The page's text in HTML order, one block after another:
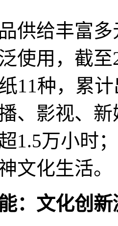
给丰富多
使用，截
11种，累
、影视、
1.5万小时
文化生活。
：文化创